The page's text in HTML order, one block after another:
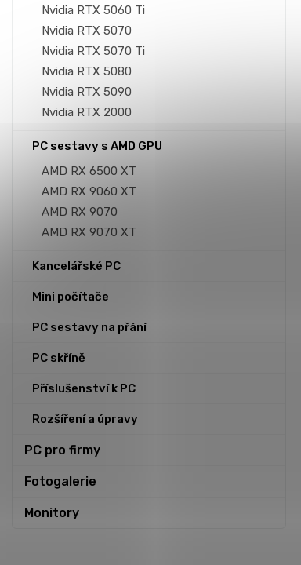
Nvidia RTX 5060 Ti
Nvidia RTX 5070
Nvidia RTX 5070 Ti
Nvidia RTX 5080
Nvidia RTX 5090
Nvidia RTX 2000
PC sestavy s AMD GPU
AMD RX 6500 XT
AMD RX 9060 XT
AMD RX 9070
AMD RX 9070 XT
Kancelářské PC
Mini počítače
PC sestavy na přání
PC skříně
Příslušenství k PC
Rozšíření a úpravy
PC pro firmy
Fotogalerie
Monitory